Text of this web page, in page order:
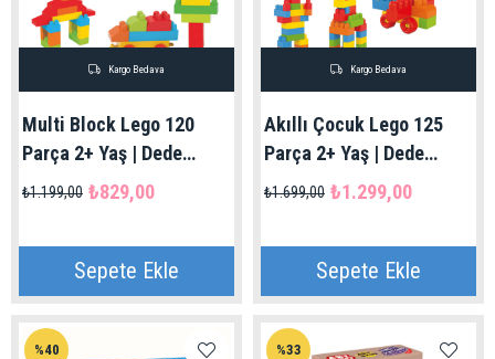
Multi Block Lego 120
Parça 2+ Yaş | Dede
Marka
₺829,00
₺1.199,00
Sepete Ekle
Kargo Bedava
Akıllı Çocuk Lego 125
Parça 2+ Yaş | Dede
Marka
₺1.299,00
₺1.699,00
Sepete Ekle
Kargo Bedava
%40 %33